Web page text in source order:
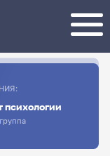
психологии